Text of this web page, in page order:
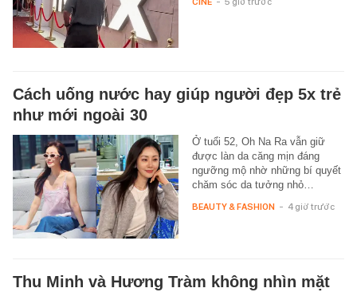
Cách uống nước hay giúp người đẹp 5x trẻ
như mới ngoài 30
Ở tuổi 52, Oh Na Ra vẫn giữ
được làn da căng mịn đáng
ngưỡng mộ nhờ những bí quyết
chăm sóc da tưởng nhỏ…
BEAUTY & FASHION - 4 giờ trước
Thu Minh và Hương Tràm không nhìn mặt